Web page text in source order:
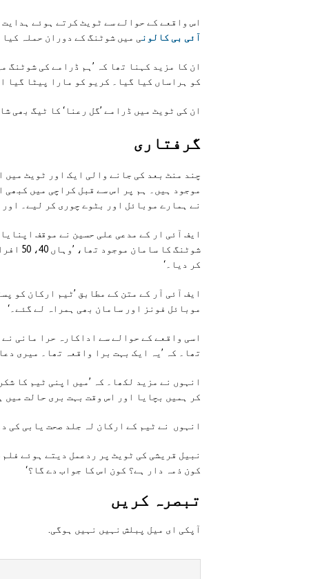
اس واقعے کے حوالے سے ٹویٹ کرتے ہوئے
آئی بی کالون ی میں شوٹنگ کے دوران حملہ کیا
ان کا مزید کہنا تھا کہ ’ہم ڈرامے کی
کو ہراساں کیا گیا۔ کریو کو مارا پیٹا گیا
ان کی ٹویٹ میں ڈرامے ’گل رعنا‘ کا ٹیگ بھی
گرفتاری
چند منٹ بعد کی جانے والی ایک اور ٹویٹ میں
موجود ہیں۔ ہم پر اس سے قبل کراچی میں
نے ہمارے موبائل اور بٹوے چوری کر لیے۔
ایف آئی ار کے مدعی علی حسین نے موقف
کر دیا۔‘
ایف آئی آر کے متن کے مطابق ’ٹیم ارکان کو
موبائل فونز اور سامان بھی ہمراہ لے گئے۔‘
اسی واقعے کے حوالے سے اداکارہ حرا مانی
تھا۔ کہ ’یہ ایک بہت برا واقعہ تھا۔ میری
انہوں نے مزید لکھا۔ کہ ’میں اپنی ٹیم کا
کر ہمیں بچایا اور اس وقت بہت بری حالت میں
انہوں نے ٹیم کے ارکان لہ جلد صحت یابی کی
نبیل قریشی کی ٹویٹ پر ردعمل دیتے ہوئے
کون ذمہ دار ہے؟ کون اس کا جواب دے گا؟‘
تبصرہ کريں
آپکی ای ميل پبلش نہيں نہيں ہوگی.